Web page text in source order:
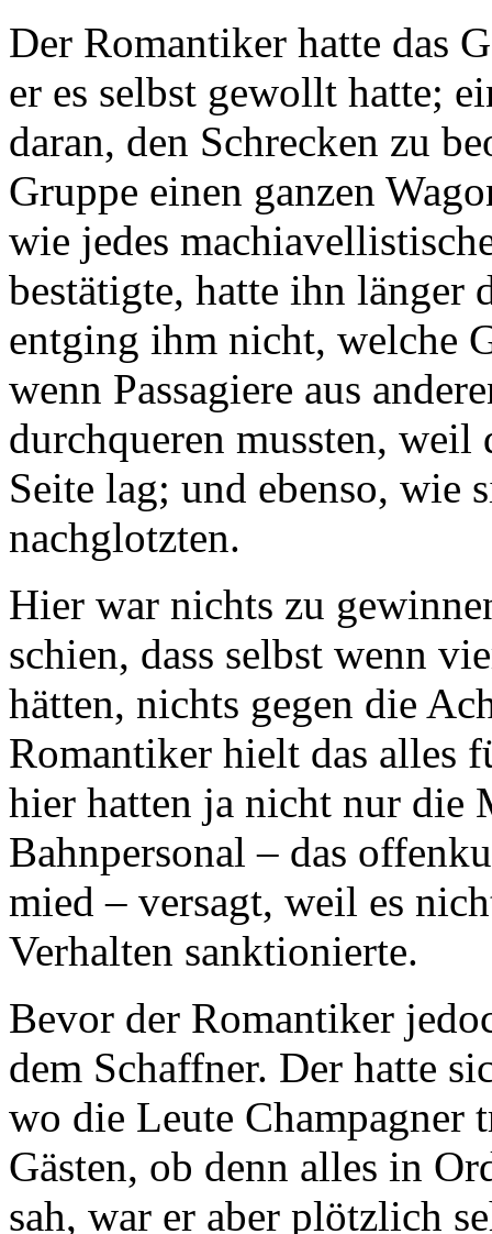
Der Romantiker hatte das
er es selbst gewollt hatte;
daran, den Schrecken zu
Gruppe einen ganzen
wie jedes
bestätigte, hatte ihn länger
entging ihm nicht, welche
wenn Passagiere aus
durchqueren mussten, weil
Seite lag; und ebenso, wie
nachglotzten.
Hier war nichts zu
schien, dass selbst wenn
hätten, nichts gegen die
Romantiker hielt das alles
hier hatten ja nicht nur die
Bahnpersonal – das
mied – versagt, weil es
Verhalten sanktionierte.
Bevor der Romantiker
dem Schaffner. Der hatte
wo die Leute Champagner
Gästen, ob denn alles in
sah, war er aber plötzlich